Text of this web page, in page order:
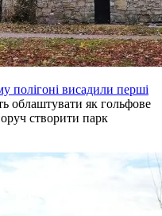
полігоні висадили перші
облаштувати як гольфове
створити парк